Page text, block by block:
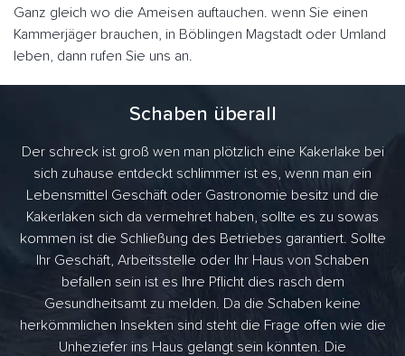
Ganz gleich wo die Ameisen auftauchen. wenn Sie einen
Kammerjäger brauchen, in Böblingen Magstadt oder Umland
leben, dann rufen Sie uns an.
Schaben überall
Der schreck ist groß wen man plötzlich eine Kakerlake bei
sich zuhause entdeckt schlimmer ist es, wenn man ein
Lebensmittel Geschäft oder Gastronomie besitz und die
Kakerlaken sich da vermehret haben, sollte es zu sowas
kommen ist die Schließung des Betriebes garantiert. Sollte
Ihr Geschäft, Arbeitsstelle oder Ihr Haus von Schaben
befallen sein ist es Ihre Pflicht dies rasch dem
Gesundheitsamt zu melden. Da die Schaben keine
herkömmlichen Insekten sind steht die Frage offen wie die
Unheziefer ins Haus gelangt sein könnten. Die